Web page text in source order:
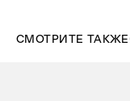
СМОТРИТЕ ТАКЖЕ